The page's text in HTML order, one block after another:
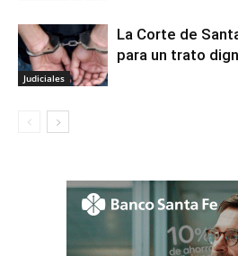
Judiciales
La Corte de
para un trato